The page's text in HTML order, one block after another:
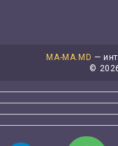
MA-MA.MD —
©